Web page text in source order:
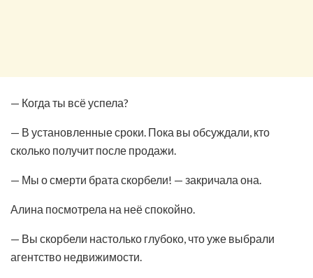
— Когда ты всё успела?
— В установленные сроки. Пока вы обсуждали, кто
сколько получит после продажи.
— Мы о смерти брата скорбели! — закричала она.
Алина посмотрела на неё спокойно.
— Вы скорбели настолько глубоко, что уже выбрали
агентство недвижимости.